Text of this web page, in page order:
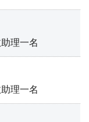
理一名
理一名